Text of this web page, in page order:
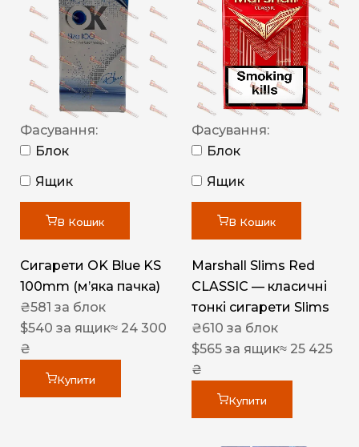
Фасування:
Блок
Ящик
В Кошик
Сигарети OK Blue KS
100mm (м’яка пачка)
₴581 за блок
$540 за ящик≈ 24 300
₴
Купити
Фасування:
Блок
Ящик
В Кошик
Marshall Slims Red
CLASSIC — класичні
тонкі сигарети Slims
₴610 за блок
$565 за ящик≈ 25 425
₴
Купити